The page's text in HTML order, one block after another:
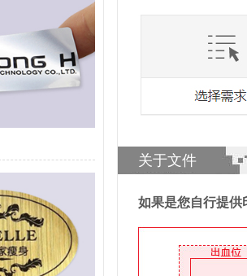
关于文件
如果是您自行提供